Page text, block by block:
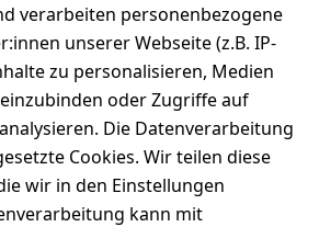
Person - klicken Sie für Details
verarbeiten personenbezogene
unserer Webseite (z.B. IP-
zu personalisieren, Medien
oder Zugriffe auf
Die Datenverarbeitung
Cookies. Wir teilen diese
wir in den Einstellungen
kann mit